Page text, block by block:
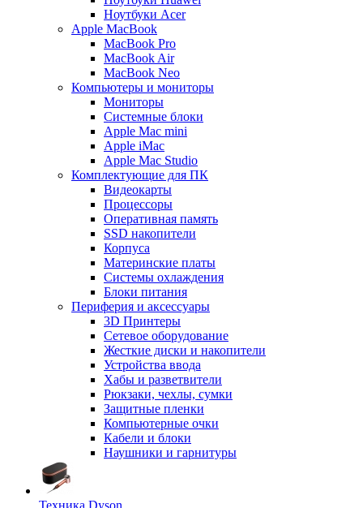
Ноутбуки Acer
Apple MacBook
MacBook Pro
MacBook Air
MacBook Neo
Компьютеры и мониторы
Мониторы
Системные блоки
Apple Mac mini
Apple iMac
Apple Mac Studio
Комплектующие для ПК
Видеокарты
Процессоры
Оперативная память
SSD накопители
Корпуса
Материнские платы
Системы охлаждения
Блоки питания
Периферия и аксессуары
3D Принтеры
Сетевое оборудование
Жесткие диски и накопители
Устройства ввода
Хабы и разветвители
Рюкзаки, чехлы, сумки
Защитные пленки
Компьютерные очки
Кабели и блоки
Наушники и гарнитуры
Техника Dyson